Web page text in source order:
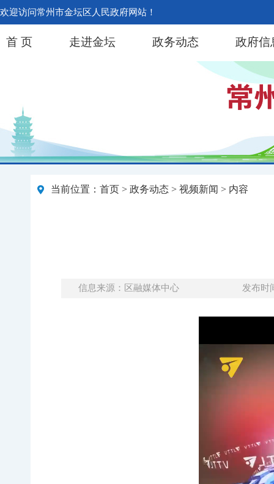
欢迎访问常州市金坛区人民政府网站！
首 页 走进金坛 政务动态 政府信
当前位置： 首页 > 政务动态 > 视频新闻 > 内容
信息来源：区融媒体中心 发布时